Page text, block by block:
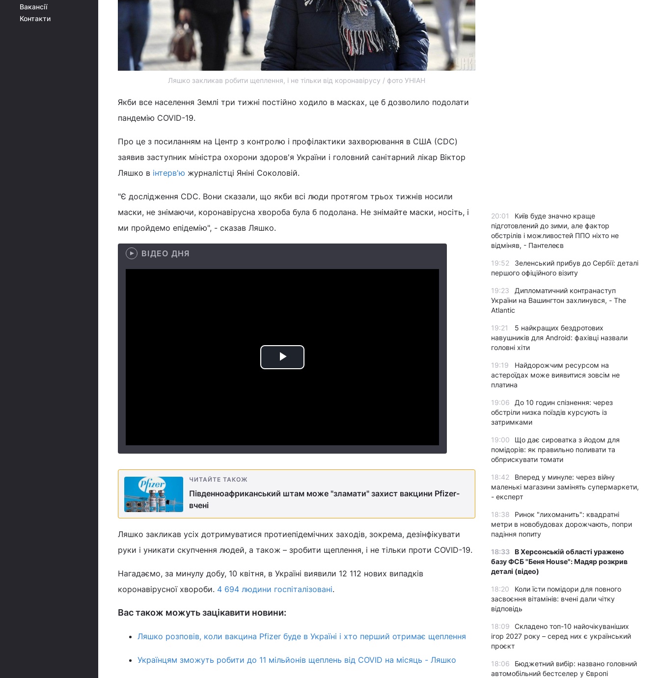
Вакансії
Контакти
Ляшко закликав робити щеплення, і не тільки від коронавірусу / фото УНІАН
Якби все населення Землі три тижні постійно ходило в масках, це б дозволило подолати
пандемію COVID-19.
Про це з посиланням на Центр з контролю і профілактики захворювання в США (CDC)
заявив заступник міністра охорони здоров'я України і головний санітарний лікар Віктор
Ляшко в інтерв'ю журналістці Яніні Соколовій.
"Є дослідження CDC. Вони сказали, що якби всі люди протягом трьох тижнів носили
маски, не знімаючи, коронавірусна хвороба була б подолана. Не знімайте маски, носіть, і
ми пройдемо епідемію", - сказав Ляшко.
ВІДЕО ДНЯ
Play
ЧИТАЙТЕ ТАКОЖ
Південноафриканський штам може "зламати" захист вакцини Pfizer-
вчені
Ляшко закликав усіх дотримуватися протиепідемічних заходів, зокрема, дезінфікувати
руки і уникати скупчення людей, а також – зробити щеплення, і не тільки проти COVID-19.
Нагадаємо, за минулу добу, 10 квітня, в Україні виявили 12 112 нових випадків
коронавірусної хвороби. 4 694 людини госпіталізовані.
Вас також можуть зацікавити новини:
Ляшко розповів, коли вакцина Pfizer буде в Україні і хто перший отримає щеплення
Українцям зможуть робити до 11 мільйонів щеплень від COVID на місяць - Ляшко
20:01
Київ буде значно краще
підготовлений до зими, але фактор
обстрілів і можливостей ППО ніхто не
відміняв, - Пантелеєв
19:52
Зеленський прибув до Сербії: деталі
першого офіційного візиту
19:23
Дипломатичний контранаступ
України на Вашингтон захлинувся, - The
Atlantic
19:21
5 найкращих бездротових
навушників для Android: фахівці назвали
головні хіти
19:19
Найдорожчим ресурсом на
астероїдах може виявитися зовсім не
платина
19:06
До 10 годин спізнення: через
обстріли низка поїздів курсують із
затримками
19:00
Що дає сироватка з йодом для
помідорів: як правильно поливати та
обприскувати томати
18:42
Вперед у минуле: через війну
маленькі магазини замінять супермаркети,
- експерт
18:38
Ринок "лихоманить": квадратні
метри в новобудовах дорожчають, попри
падіння попиту
18:33 В Херсонській області уражено
базу ФСБ "Беня House": Мадяр розкрив
деталі (відео)
18:20
Коли їсти помідори для повного
засвоєння вітамінів: вчені дали чітку
відповідь
18:09
Складено топ-10 найочікуваніших
ігор 2027 року – серед них є український
проєкт
18:06
Бюджетний вибір: названо головний
автомобільний бестселер у Європі